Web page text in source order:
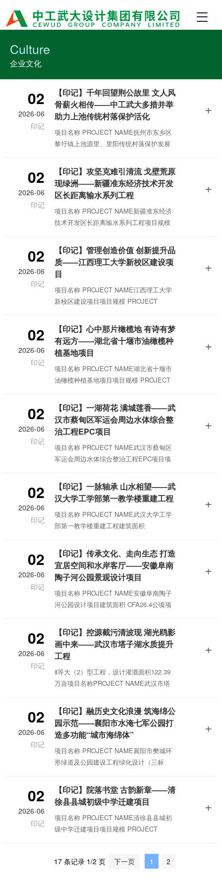
Culture
企业文化
02
2026-06
印记
+
【印记】千年回望荆公故里 文人风
骨薪火相传——中工武大多措并举
助力上池传统村落保护活化
项目名称 PROJECT NAME抚州市东乡区
黎圩镇上池源里、里阳传统村落保护发展
项目地址 PROJECT SITE江西省抚州市项
目类型 PROJECT TYPE传统村落保护发
展规划获奖情况 AWARDS2023年度教育部
优秀勘察设计（规划设计） 二等奖
PREFACE题记村落，作为古代农耕文明的
重要产物，是民族的基因和根脉，
02
2026-06
印记
+
【印记】攻坚克难引清流 戈壁荒原
现绿洲——新疆准东经济技术开发
区长距离输水系列工程
项目名称 PROJECT NAME新疆准东经济
技术开发区长距离输水系列工程项目规模
期：2亿m³/年项目地址 PROJECT SITE新
疆昌吉回族自治州项目类型 PROJECT
TYPE给水排水工程、长距离输水获奖情况
AWARDS2014年湖北省优秀工程咨询成果
二等奖2015年湖北省勘察设计行业优秀市
政工程设计三等奖2021年湖
02
2026-06
印记
+
【印记】管理创造价值 创新提升品
质——江西理工大学新校区建设项
目
项目名称 PROJECT NAME江西理工大学
新校区建设项目项目规模 PROJECT
SITE江西省赣州市项目类型 PROJECT
TYPE全过程代建管理获奖情况 AWARDS
江西省、市级“建筑质量管理标准化示范工
地”江西省、市级“建筑安全生产标准化示范
工地”PREFACE1.题记江西理工大学是由江
西省人民政府、工业和信息化部、教
02
2026-06
印记
+
【印记】心中那片橄榄地 有诗有梦
有远方——湖北省十堰市油橄榄种
植基地项目
项目名称 PROJECT NAME湖北省十堰市
油橄榄种植基地项目项目规模 PROJECT
湖北省十堰市项目类型 PROJECT TYPE
智慧农业、智能节水灌溉及水肥一体化获
奖情况 AWARDS国家农村产业融合发展示
范园PREFACE1.题记△左图：塞万提斯 右
图：诺亚方舟《唐·吉坷德》作者塞万提斯
笔下的橄榄，是世界名贵的木本
02
2026-06
印记
+
【印记】一湖荷花 满城莲香——武
汉市蔡甸区军运会周边水体综合整
治工程EPC项目
项目名称 PROJECT NAME武汉市蔡甸区
军运会周边水体综合整治工程EPC项目项
项目地址 PROJECT SITE湖北省武汉市项
目类型 PROJECT TYPE水环境综合治理
获奖情况 AWARDS教育部2023年度优秀勘
察设计奖 三等奖PREFACE1.题记武汉市蔡
甸区，位于武汉市西郊，地处汉江与长江
02
2026-06
印记
+
【印记】一脉轴承 山水相望——武
汉大学工学部第一教学楼重建工程
项目名称 PROJECT NAME武汉大学工学
部第一教学楼重建工程建筑面积
SITE湖北省武汉市项目类型 PROJECT
TYPE建筑设计获奖情况 AWARDS第六届
建筑信息模型（BIM）设计竞赛 二等奖/最
佳绿色设计奖2020-2021年度国家优质工程
奖PREFACE1.题记江城多山，珞珈独秀；
山上有黉，武汉大学。武汉大学
02
2026-06
印记
+
【印记】传承文化、走向生态 打造
宜居空间和水岸客厅——安徽阜南
陶子河公园景观设计项目
项目名称 PROJECT NAME安徽阜南陶子
河公园设计项目建筑面积 CFA26.4公顷项
县项目类型 PROJECT TYPE风景园林规
划设计获奖情况 AWARDS2022年度中国风
景园林学会科学技术奖（规划设计奖）三
等奖2021年度湖北省优秀风景园林规划设
计奖 一等奖2017年第七届艾景奖国际园林
景观规划设计大赛“年度十佳景观设
02
2026-06
印记
+
【印记】控源截污清波现 湖光鸥影
画中来——武汉市塔子湖水质提升
工程
Ⅱ等大（2）型工程，设计灌溉面积122.39
万亩项目名称PROJECT NAME武汉市塔
SCALE31公顷项目地址 PROJECT SITE
湖北省武汉市项目类型 PROJECT TYPE
水环境综合治理竣工时间 COMPLETION
TIME2020年4月获奖情况 AWARDS中国施
工企业管理协会工程建设项目设计水平评
价三等成果2021年
02
2026-06
印记
+
【印记】融历史文化浪漫 筑海绵公
园示范——襄阳市水淹七军公园打
造多功能“城市海绵体”
项目名称 PROJECT NAME襄阳市樊城环
形绿道及公园建设工程绿化设计（三标
SCALE占地面积约20.38公顷分为三个主题
区，历史文化展示区约5.2公顷、文化健康
游赏区约6.8公顷、湿地情景体验区约8.38
公顷项目地址 PROJECT SITE湖北省襄阳
市项目类型 PROJECT TYPE风景园林获
02
2026-06
印记
+
【印记】院落书堂 古韵新章——清
徐县县城初级中学迁建项目
项目名称 PROJECT NAME清徐县县城初
级中学迁建项目项目规模 PROJECT
PROJECT SITE山西省清徐县项目类型
PROJECT TYPE教育建筑、文化建筑
17 条记录 1/2 页 下一页 1 2